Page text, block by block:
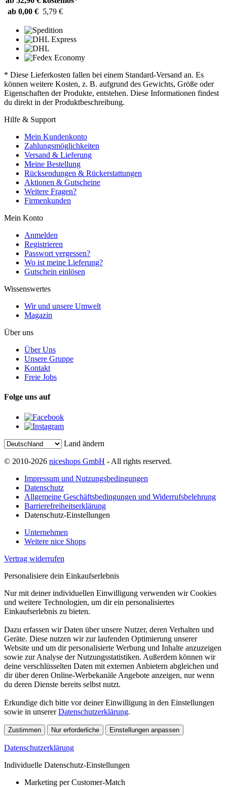
ab 0,00 € 5,79 €
* Diese Lieferkosten fallen bei einem Standard-Versand an. Es
können weitere Kosten, z. B. aufgrund des Gewichts, Größe oder
Eigenschaften der Produkte, entstehen. Diese Informationen findest
du direkt in der Produktbeschreibung.
Hilfe & Support
Mein Kundenkonto
Zahlungsmöglichkeiten
Versand & Lieferung
Meine Bestellung
Rücksendungen & Rückerstattungen
Aktionen & Gutscheine
Weitere Fragen?
Firmenkunden
Mein Konto
Anmelden
Registrieren
Passwort vergessen?
Wo ist meine Lieferung?
Gutschein einlösen
Wissenswertes
Wir und unsere Umwelt
Magazin
Über uns
Über Uns
Unsere Gruppe
Kontakt
Freie Jobs
Folge uns auf
Land ändern
© 2010-2026 niceshops GmbH - All rights reserved.
Impressum und Nutzungsbedingungen
Datenschutz
Allgemeine Geschäftsbedingungen und Widerrufsbelehrung
Barrierefreiheitserklärung
Datenschutz-Einstellungen
Unternehmen
Weitere nice Shops
Vertrag widerrufen
Personalisiere dein Einkaufserlebnis
Nur mit deiner individuellen Einwilligung verwenden wir Cookies
und weitere Technologien, um dir ein personalisiertes
Einkaufserlebnis zu bieten.
Dazu erfassen wir Daten über unsere Nutzer, deren Verhalten und
Geräte. Diese nutzen wir zur laufenden Optimierung unserer
Website und um dir personalisierte Werbung und Inhalte anzuzeigen
sowie zur Analyse der Nutzungsstatistiken. Außerdem können wir
deine verschlüsselten Daten mit externen Anbietern abgleichen und
dir über deren Online-Werbekanäle Angebote anzeigen, nur wenn
du deren Dienste bereits selbst nutzt.
Erkundige dich bitte vor deiner Einwilligung in den Einstellungen
sowie in unsererDatenschutzerklärung.
Zustimmen Nur erforderliche Einstellungen anpassen
Datenschutzerklärung
Individuelle Datenschutz-Einstellungen
Marketing per Customer-Match